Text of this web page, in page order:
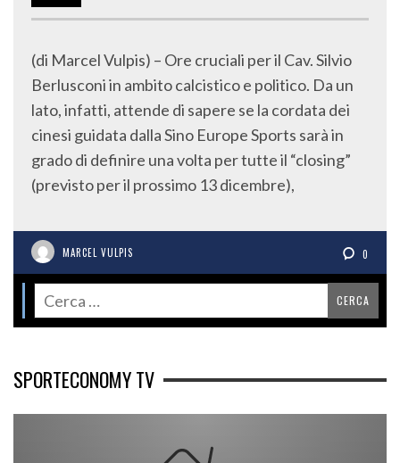
(di Marcel Vulpis) – Ore cruciali per il Cav. Silvio
Berlusconi in ambito calcistico e politico. Da un
lato, infatti, attende di sapere se la cordata dei
cinesi guidata dalla Sino Europe Sports sarà in
grado di definire una volta per tutte il “closing”
(previsto per il prossimo 13 dicembre),
MARCEL VULPIS 0
SPORTECONOMY TV